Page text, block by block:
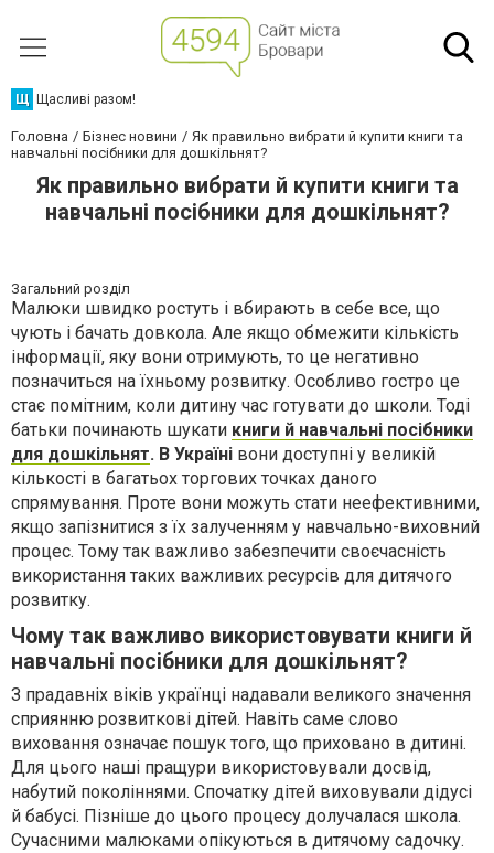
Щ Щасливі разом!
Головна Бізнес новини
Як правильно вибрати й купити книги та
навчальні посібники для дошкільнят?
Як правильно вибрати й купити книги та
навчальні посібники для дошкільнят?
Загальний розділ
Малюки швидко ростуть і вбирають в себе все, що
чують і бачать довкола. Але якщо обмежити кількість
інформації, яку вони отримують, то це негативно
позначиться на їхньому розвитку. Особливо гостро це
стає помітним, коли дитину час готувати до школи. Тоді
батьки починають шукати книги й навчальні посібники
для дошкільнят. В Україні вони доступні у великій
кількості в багатьох торгових точках даного
спрямування. Проте вони можуть стати неефективними,
якщо запізнитися з їх залученням у навчально-виховний
процес. Тому так важливо забезпечити своєчасність
використання таких важливих ресурсів для дитячого
розвитку.
Чому так важливо використовувати книги й
навчальні посібники для дошкільнят?
З прадавніх віків українці надавали великого значення
сприянню розвиткові дітей. Навіть саме слово
виховання означає пошук того, що приховано в дитині.
Для цього наші пращури використовували досвід,
набутий поколіннями. Спочатку дітей виховували дідусі
й бабусі. Пізніше до цього процесу долучалася школа.
Сучасними малюками опікуються в дитячому садочку.